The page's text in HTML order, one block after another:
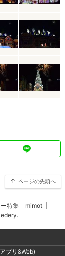
ページの先頭へ
特集 mimot.
プリ&Web)